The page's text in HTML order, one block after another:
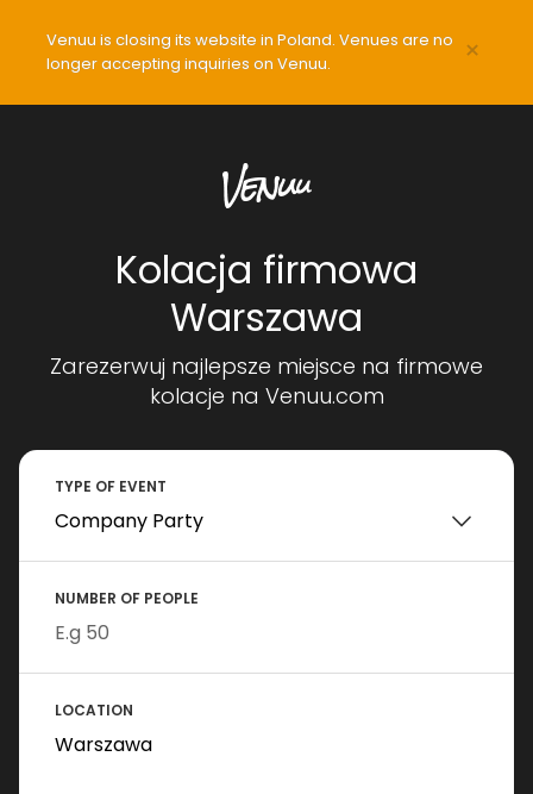
Venuu is closing its website in Poland. Venues are no
longer accepting inquiries on Venuu.
×
Kolacja firmowa
Warszawa
Zarezerwuj najlepsze miejsce na firmowe
kolacje na Venuu.com
TYPE OF EVENT
NUMBER OF PEOPLE
LOCATION